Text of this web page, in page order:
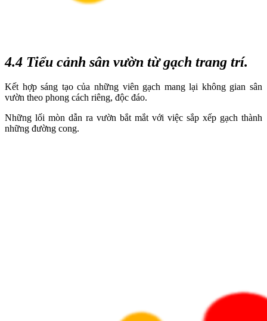
4.4 Tiểu cảnh sân vườn từ gạch trang trí.
Kết hợp sáng tạo của những viên gạch mang lại không gian sân
vườn theo phong cách riêng, độc đáo.
Những lối mòn dẫn ra vườn bắt mắt với việc sắp xếp gạch thành
những đường cong.